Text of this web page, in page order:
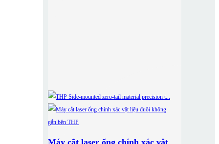
Máy cắt laser ống chính xác vật